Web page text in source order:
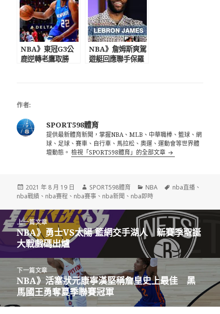
NBA》東冠G3公
鹿逆轉老鷹取勝
NBA》詹姆斯爽駕
遊艇回應聯手保羅
作者:
SPORT598體育
提供最新體育新聞，掌握NBA、MLB、中華職棒、籃球、網
球、足球、賽車、自行車、馬拉松、奧運、運動會等世界體
壇動態。檢視「SPORT598體育」的全部文章
發
佈
期:
2021 年 8 月 19 日
作
者
SPORT598體育
分
類
NBA
標
nba直播 、
nba戰績 、 nba賽程 、 nba賽事 、 nba新聞 、 nba即時
章
上一篇文章
上
一
篇
文
章:
NBA》勇士VS太陽 籃網交手湖人 新賽季聖誕
大戰戲碼出爐
下一篇文章
下
一
篇
NBA》活塞狀元康寧漢堅稱詹皇史上最佳 黑
馬國王勇奪夏季聯賽冠軍